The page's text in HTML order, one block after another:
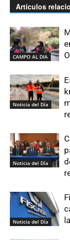
Artículos
CAMPO AL DIA
Noticia del Día
Noticia del Día
Noticia del Día